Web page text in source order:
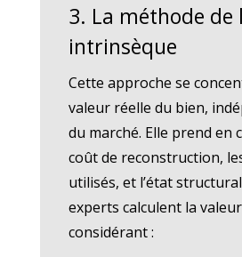
3. La méthode de
intrinsèque
Cette approche se
valeur réelle du bien,
du marché. Elle prend en
coût de reconstruction,
utilisés, et l’état
experts calculent la
considérant :